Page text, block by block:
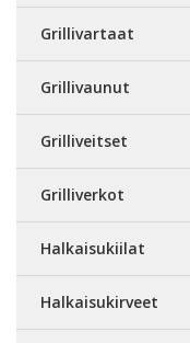
Grillivartaat
Grillivaunut
Grilliveitset
Grilliverkot
Halkaisukiilat
Halkaisukirveet